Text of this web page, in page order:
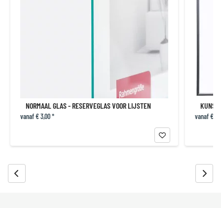
NORMAAL GLAS - RESERVEGLAS VOOR LIJSTEN
vanaf € 3,00 * vanaf €